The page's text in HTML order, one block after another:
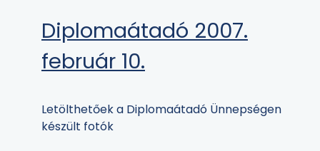
Diplomaátadó 2007.
február 10.
Letölthetőek a Diplomaátadó Ünnepségen
készült fotók